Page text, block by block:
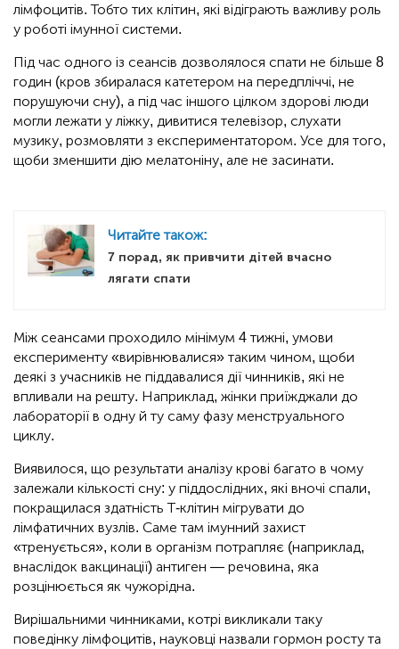
лімфоцитів. Тобто тих клітин, які відіграють важливу роль
у роботі імунної системи.
Під час одного із сеансів дозволялося спати не більше 8
годин (кров збиралася катетером на передпліччі, не
порушуючи сну), а під час іншого цілком здорові люди
могли лежати у ліжку, дивитися телевізор, слухати
музику, розмовляти з експериментатором. Усе для того,
щоби зменшити дію мелатоніну, але не засинати.
Читайте також:
7 порад, як привчити дітей вчасно
лягати спати
Між сеансами проходило мінімум 4 тижні, умови
експерименту «вирівнювалися» таким чином, щоби
деякі з учасників не піддавалися дії чинників, які не
впливали на решту. Наприклад, жінки приїжджали до
лабораторії в одну й ту саму фазу менструального
циклу.
Виявилося, що результати аналізу крові багато в чому
залежали кількості сну: у піддослідних, які вночі спали,
покращилася здатність Т-клітин мігрувати до
лімфатичних вузлів. Саме там імунний захист
«тренується», коли в організм потрапляє (наприклад,
внаслідок вакцинації) антиген — речовина, яка
розцінюється як чужорідна.
Вирішальними чинниками, котрі викликали таку
поведінку лімфоцитів, науковці назвали гормон росту та